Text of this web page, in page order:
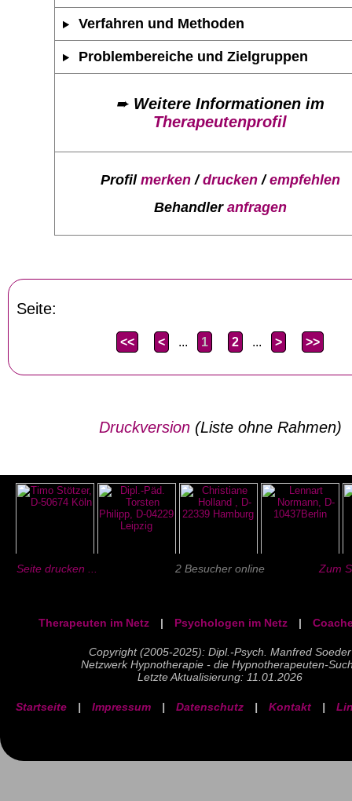
Verfahren und Methoden
Problembereiche und Zielgruppen
➨ Weitere Informationen im
Therapeutenprofil
Profil merken/drucken/empfehlen
Behandler anfragen
Seite:
<< < ... 1 2 ... > >>
Druckversion(Liste ohne Rahmen)
Seite drucken ... 2 Besucher online Zum
Therapeuten im Netz | Psychologen im Netz |
Copyright (2005-2025): Dipl.-Psych. Manfred Soeder
Netzwerk Hypnotherapie - die Hypnotherapeuten-
Letzte Aktualisierung: 11.01.2026
Startseite | Impressum | Datenschutz | Kontakt |